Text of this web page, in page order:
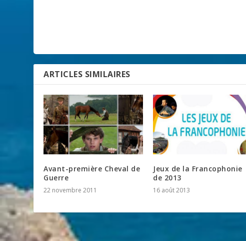
ARTICLES SIMILAIRES
Avant-première Cheval de
Guerre
22 novembre 2011
Jeux de la Francophonie
de 2013
16 août 2013